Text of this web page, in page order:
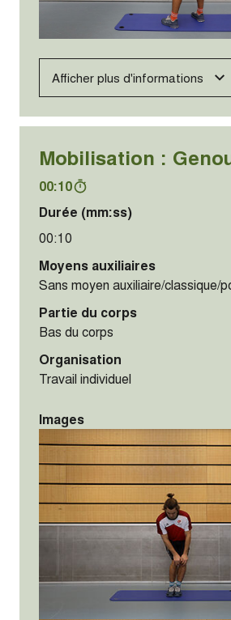
Afficher plus d'informations
Mobilisation :
00:10
Durée (mm:ss)
00:10
Moyens auxiliaires
Sans moyen auxiliaire/classique/
Partie du corps
Bas du corps
Organisation
Travail individuel
Images